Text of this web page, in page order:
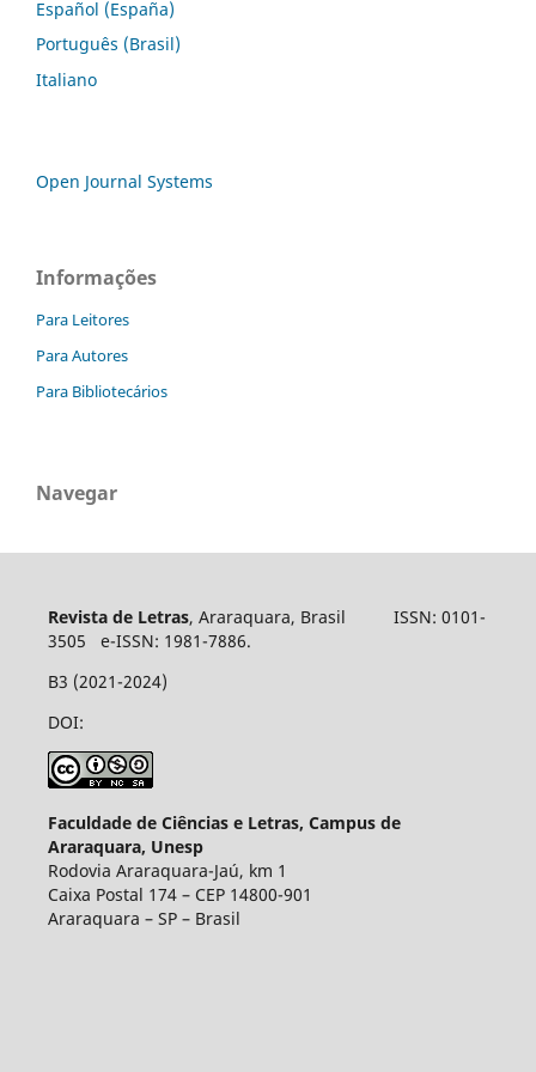
Español (España)
Português (Brasil)
Italiano
Open Journal Systems
Informações
Para Leitores
Para Autores
Para Bibliotecários
Navegar
Revista de Letras, Araraquara, Brasil ISSN: 0101-
3505 e-ISSN: 1981-7886.
B3 (2021-2024)
DOI:
Faculdade de Ciências e Letras, Campus de
Araraquara, Unesp
Rodovia Araraquara-Jaú, km 1
Caixa Postal 174 – CEP 14800-901
Araraquara – SP – Brasil